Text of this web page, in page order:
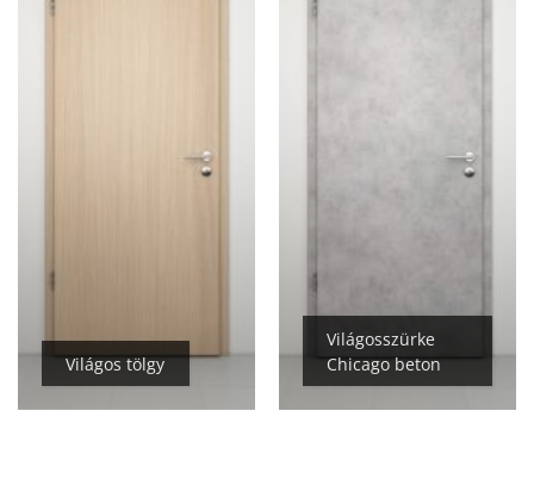
Világos tölgy
Világosszürke
Chicago beton